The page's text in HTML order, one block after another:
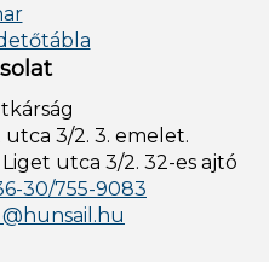
3/2. 3. emelet.
utca 3/2. 32-es ajtó
30/755-9083